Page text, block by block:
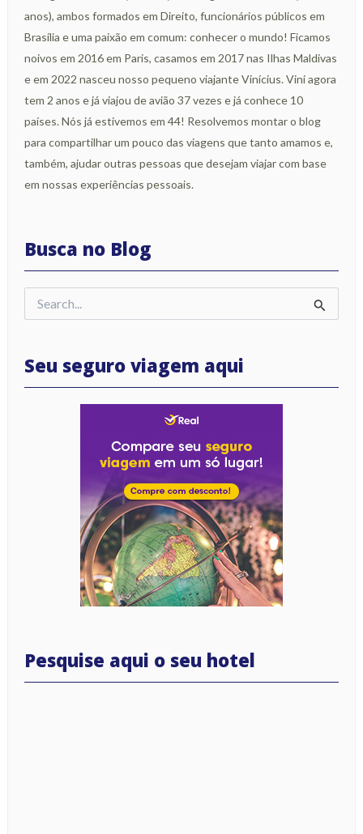
anos), ambos formados em Direito, funcionários públicos em
Brasília e uma paixão em comum: conhecer o mundo! Ficamos
noivos em 2016 em Paris, casamos em 2017 nas Ilhas Maldivas
e em 2022 nasceu nosso pequeno viajante Vinícius. Vini agora
tem 2 anos e já viajou de avião 37 vezes e já conhece 10
países. Nós já estivemos em 44! Resolvemos montar o blog
para compartilhar um pouco das viagens que tanto amamos e,
também, ajudar outras pessoas que desejam viajar com base
em nossas experiências pessoais.
Busca no Blog
Pesquisar
por:
Seu seguro viagem aqui
Pesquise aqui o seu hotel